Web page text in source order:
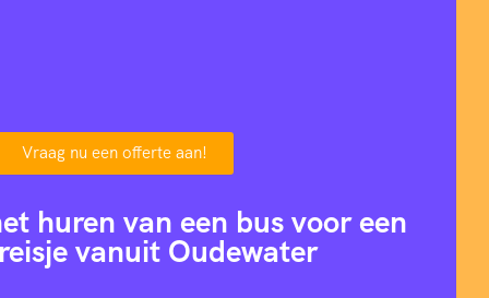
Vraag nu een offerte aan!
huren van een bus voor een
vanuit Oudewater